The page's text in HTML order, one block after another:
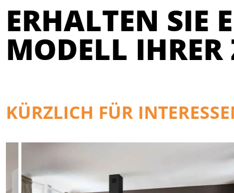
ERHALTEN SIE
MODELL
KÜRZLICH FÜR